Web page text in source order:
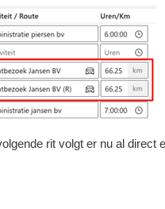
rit volgt er nu al